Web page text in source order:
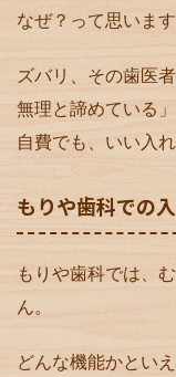
なぜ？って思います
ズバリ、その歯医
無理と諦めている
自費でも、いい入
もりや歯科での
もりや歯科では、
ん。
どんな機能かといえ